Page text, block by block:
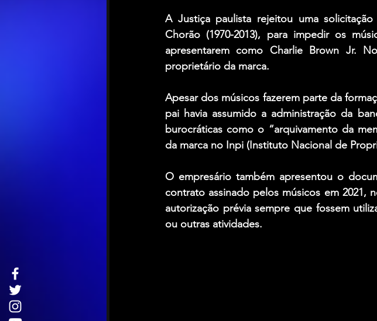
A Justiça paulista rejeitou uma
Chorão (1970-2013), para impedir os
apresentarem como Charlie Brown Jr.
proprietário da marca.
Apesar dos músicos fazerem parte da
pai havia assumido a administração da
burocráticas como o “arquivamento da
da marca no Inpi (Instituto Nacional de
O empresário também apresentou o
contrato assinado pelos músicos em 2021,
autorização prévia sempre que fossem
ou outras atividades.